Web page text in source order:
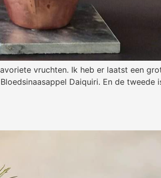
vruchten. Ik heb er laatst een
Daiquiri. En de tweede